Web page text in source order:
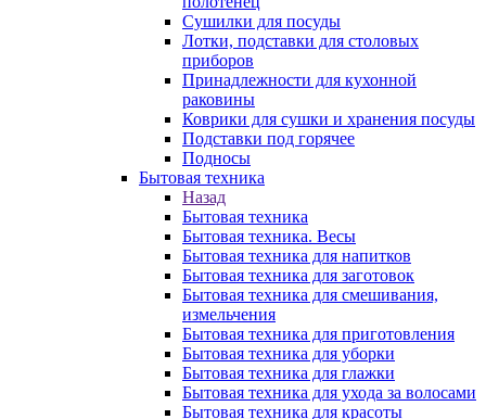
Сушилки для посуды
Лотки, подставки для столовых
приборов
Принадлежности для кухонной
раковины
Коврики для сушки и хранения посуды
Подставки под горячее
Подносы
Бытовая техника
Назад
Бытовая техника
Бытовая техника. Весы
Бытовая техника для напитков
Бытовая техника для заготовок
Бытовая техника для смешивания,
измельчения
Бытовая техника для приготовления
Бытовая техника для уборки
Бытовая техника для глажки
Бытовая техника для ухода за волосами
Бытовая техника для красоты